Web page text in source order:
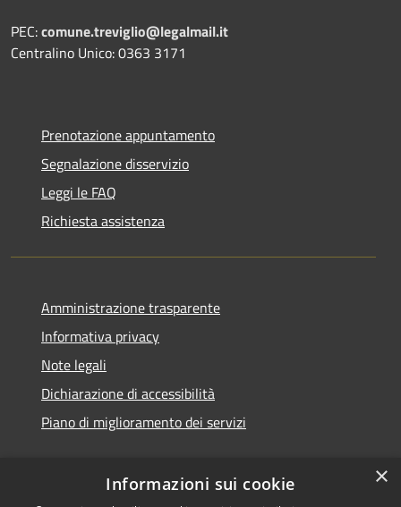
PEC:comune.treviglio@legalmail.it
Centralino Unico: 0363 3171
Prenotazione appuntamento
Segnalazione disservizio
Leggi le FAQ
Richiesta assistenza
Amministrazione trasparente
Informativa privacy
Note legali
Dichiarazione di accessibilità
Piano di miglioramento dei servizi
×
Informazioni sui cookie